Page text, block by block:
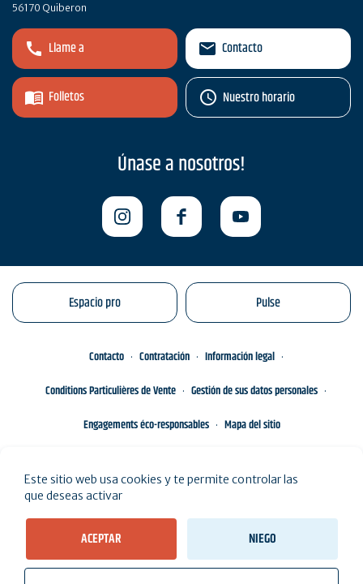
Ver resultados en el mapa ( Resultados de 73)
56170 Quiberon
Llame a
Folletos
Contacto
Nuestro horario
Únase a nosotros!
Espacio pro Pulse
Contacto Contratación
Información legal
Conditions Particulières de Vente
Gestión de sus datos personales
Engagements éco-responsables
Mapa del sitio
Este sitio web usa cookies y te permite controlar las
que deseas activar
ACEPTAR NIEGO